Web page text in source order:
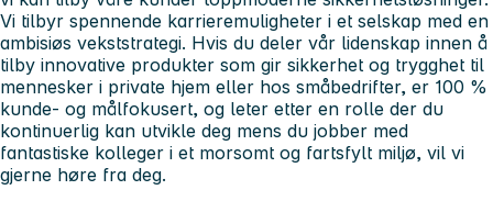
Vi tilbyr spennende karrieremuligheter i et selskap med en
ambisiøs vekststrategi. Hvis du deler vår lidenskap innen å
tilby innovative produkter som gir sikkerhet og trygghet til
mennesker i private hjem eller hos småbedrifter, er 100 %
kunde- og målfokusert, og leter etter en rolle der du
kontinuerlig kan utvikle deg mens du jobber med
fantastiske kolleger i et morsomt og fartsfylt miljø, vil vi
gjerne høre fra deg.